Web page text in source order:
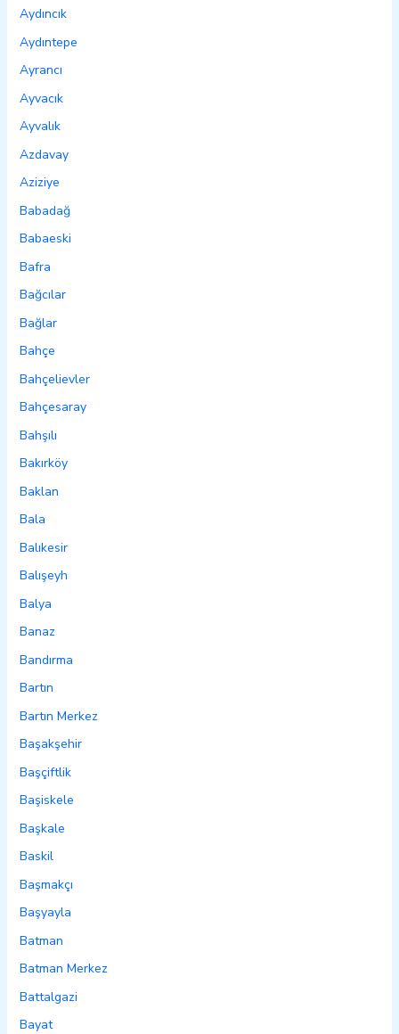
Aydıncık
Aydıntepe
Ayrancı
Ayvacık
Ayvalık
Azdavay
Aziziye
Babadağ
Babaeski
Bafra
Bağcılar
Bağlar
Bahçe
Bahçelievler
Bahçesaray
Bahşılı
Bakırköy
Baklan
Bala
Balıkesir
Balışeyh
Balya
Banaz
Bandırma
Bartın
Bartın Merkez
Başakşehir
Başçiftlik
Başiskele
Başkale
Baskil
Başmakçı
Başyayla
Batman
Batman Merkez
Battalgazi
Bayat